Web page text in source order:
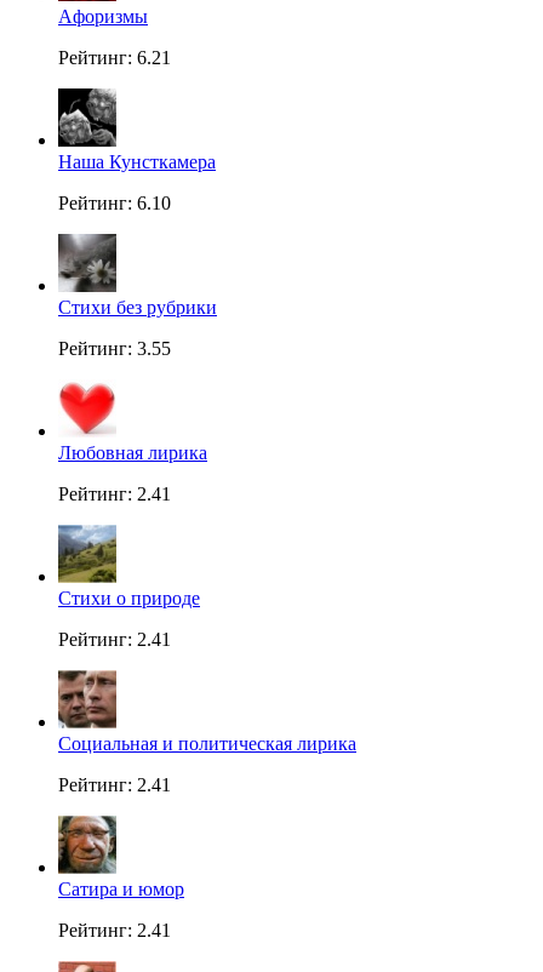
Aфоризмы
Рейтинг: 6.21
Наша Кунсткамера
Рейтинг: 6.10
Стихи без рубрики
Рейтинг: 3.55
Любовная лирика
Рейтинг: 2.41
Стихи о природе
Рейтинг: 2.41
Социальная и политическая лирика
Рейтинг: 2.41
Сатира и юмор
Рейтинг: 2.41